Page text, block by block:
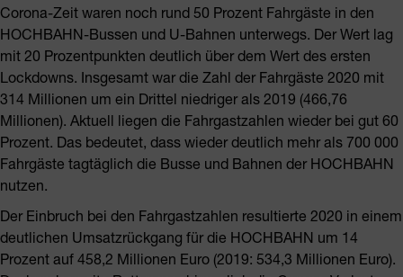
Corona-Zeit waren noch rund 50 Prozent Fahrgäste in den
HOCHBAHN-Bussen und U-Bahnen unterwegs. Der Wert lag
mit 20 Prozentpunkten deutlich über dem Wert des ersten
Lockdowns. Insgesamt war die Zahl der Fahrgäste 2020 mit
314 Millionen um ein Drittel niedriger als 2019 (466,76
Millionen). Aktuell liegen die Fahrgastzahlen wieder bei gut 60
Prozent. Das bedeutet, dass wieder deutlich mehr als 700 000
Fahrgäste tagtäglich die Busse und Bahnen der HOCHBAHN
nutzen.
Der Einbruch bei den Fahrgastzahlen resultierte 2020 in einem
deutlichen Umsatzrückgang für die HOCHBAHN um 14
Prozent auf 458,2 Millionen Euro (2019: 534,3 Millionen Euro).